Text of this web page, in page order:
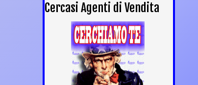
Cercasi Agenti di Vendita